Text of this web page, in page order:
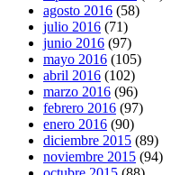
agosto 2016 (58)
julio 2016 (71)
junio 2016 (97)
mayo 2016 (105)
abril 2016 (102)
marzo 2016 (96)
febrero 2016 (97)
enero 2016 (90)
diciembre 2015 (89)
noviembre 2015 (94)